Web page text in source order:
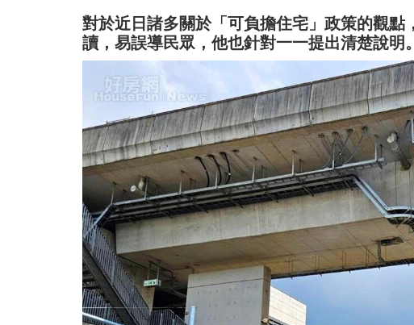
對於近日諸多關於「可負擔住宅」政策的觀
讀，易誤導民眾，他也針對一一提出清楚說